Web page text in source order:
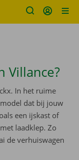
Villance?
In het ruime
dat bij jouw
een ijskast of
laadklep. Zo
de verhuiswagen